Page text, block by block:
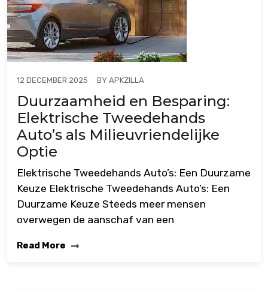
12 DECEMBER 2025 BY APKZILLA
Duurzaamheid en Besparing:
Elektrische Tweedehands
Auto’s als Milieuvriendelijke
Optie
Elektrische Tweedehands Auto’s: Een Duurzame
Keuze Elektrische Tweedehands Auto’s: Een
Duurzame Keuze Steeds meer mensen
overwegen de aanschaf van een
Read More